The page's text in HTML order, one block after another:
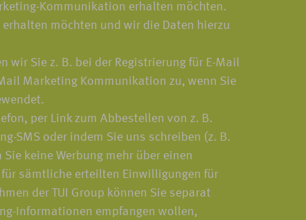
Kommunikation erhalten möchten.
möchten und wir die Daten hierzu
Sie z. B. bei der Registrierung für E-Mail
Marketing Kommunikation zu, wenn Sie
per Link zum Abbestellen von z. B.
SMS oder indem Sie uns schreiben (z. B.
keine Werbung mehr über einen
sämtliche erteilten Einwilligungen für
der TUI Group können Sie separat
Informationen empfangen wollen,